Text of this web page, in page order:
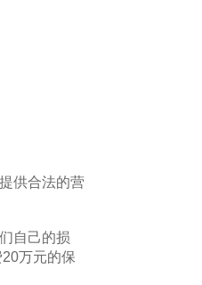
供合法的营
自己的损
万元的保